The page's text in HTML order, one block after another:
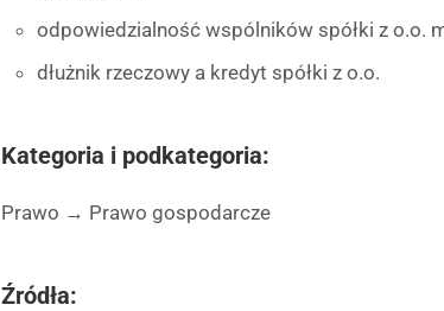
odpowiedzialność wspólników spółki z o.o.
dłużnik rzeczowy a kredyt spółki z o.o.
Kategoria i podkategoria:
Prawo → Prawo gospodarcze
Źródła: